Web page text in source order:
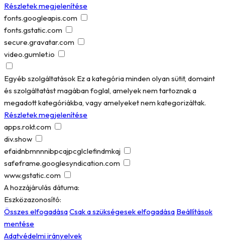
Részletek megjelenítése
fonts.googleapis.com
fonts.gstatic.com
secure.gravatar.com
video.gumlet.io
Egyéb szolgáltatások Ez a kategória minden olyan sütit, domaint
és szolgáltatást magában foglal, amelyek nem tartoznak a
megadott kategóriákba, vagy amelyeket nem kategorizáltak.
Részletek megjelenítése
apps.rokt.com
div.show
efaidnbmnnnibpcajpcglclefindmkaj
safeframe.googlesyndication.com
www.gstatic.com
A hozzájárulás dátuma:
Eszközazonosító:
Összes elfogadásaCsak a szükségesek elfogadása Beállítások
mentése
Adatvédelmi irányelvek